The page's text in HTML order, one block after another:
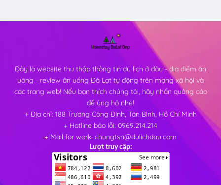
Đây là website thu thập thông tin du lịch ở đâu - địa điểm ăn
uông - review ăn uống Đà Lạt tự động trên mạng xã hội và
các trang web! Nếu bạn thích chúng tôi, hãy nhấn quảng cáo
để ủng hộ nhé!
+ Địa chỉ: 188 Trương Công Định, Tân Bình, Hồ Chí Minh
+ Hotline báo lỗi: 0969.214.214
+ Mail for work: chungtsn@dulichdau.com
Lượt truy cập: